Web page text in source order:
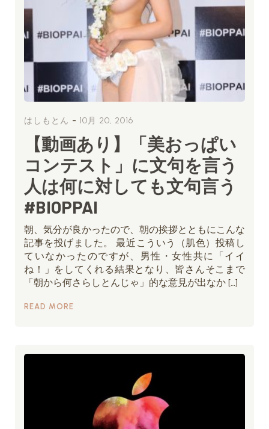
はしもとん - 10月 20, 2016
【動画あり】「美おっぱい
コンテスト」に文句を言う
人は何に対しても文句言う
#BIOPPAI
朝、気分が良かったので、朝の挨拶とともにこんな
記事を投げました。 最近こういう（肌色）投稿し
ていなかったのですが、男性・女性共に「イイ
ね！」をしてくれる結果となり、皆さんそこまで
「朝から何さらしとんじゃ」的な意見が出なか […]
READ MORE